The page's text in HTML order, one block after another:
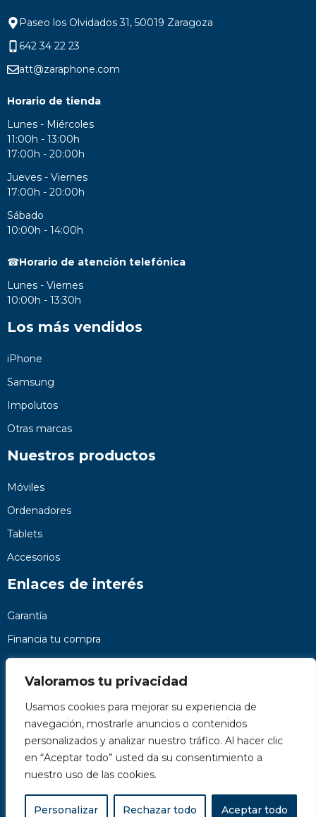
Valoramos tu privacidad
Usamos cookies para mejorar su experiencia de
navegación, mostrarle anuncios o contenidos
personalizados y analizar nuestro tráfico. Al hacer clic
en “Aceptar todo” usted da su consentimiento a
nuestro uso de las cookies.
Personalizar Rechazar todo Aceptar todo
Paseo los Olvidados 31, 50019 Zaragoza
642 34 22 23
att@zaraphone.com
Horario de tienda
Lunes - Miércoles
11:00h - 13:00h
17:00h - 20:00h
Jueves - Viernes
17:00h - 20:00h
Sábado
10:00h - 14:00h
☎Horario de atención telefónica
Lunes - Viernes
10:00h - 13:30h
Los más vendidos
iPhone
Samsung
Impolutos
Otras marcas
Nuestros productos
Móviles
Ordenadores
Tablets
Accesorios
Enlaces de interés
Garantía
Financia tu compra
Preguntas frecuentes
Nosotros
Contacto
Páginas legales
Kit Digital